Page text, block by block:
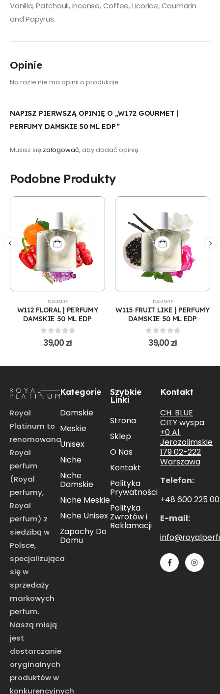
Vanilla, Patchouli, Incense, Coffee, Licorice, Coumarin
and Papyrus.
Opinie
Na razie nie ma opinii o produkcie.
NAPISZ PIERWSZĄ OPINIĘ O „W172 GOURMET |
PERFUMY DAMSKIE 50 ML EDP”
Musisz się zalogować, aby dodać opinię.
Podobne Produkty
DAMSKIE
W112 FLORAL | PERFUMY
DAMSKIE 50 ML EDP
0out of 5
39,00 zł
DAMSKIE
W115 FRUIT LIKE | PERFUMY
DAMSKIE 50 ML EDP
0out of 5
39,00 zł
Royal
Platinum to
renomowana
Royal
perfum
(Royal
perfumy,
Royal
perfum) z
siedzibą w
Polsce,
specjalizująca
się w
sprzedaży
markowych
perfum.
Naszą misją
jest
dostarczanie
oryginalnych
produktów w
konkurencyjnych
Kategorie
Damskie
Meskie
Unisex
Niche
Niche
Damskie
Niche Meskie
Niche Unisex
Zapachy Do
Domu
Szybkie
Linki
Strona
Sklep
O Nas
Kontakt
Polityka
Prywatności
Polityka
Zwrotów i
Reklamacji
Kontakt
CH. BLUE
CITY wyspa
+0 Al.
Jerozolimskie
179 02-222
Warszawa
Telefon:
+48 600 225
E-mail: